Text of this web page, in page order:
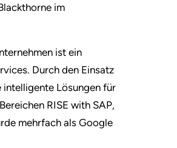
im
ist ein
Durch den Einsatz
Lösungen für
RISE with SAP,
mehrfach als Google